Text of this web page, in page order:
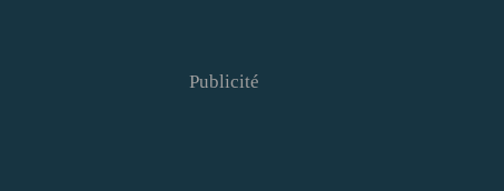
Publicité